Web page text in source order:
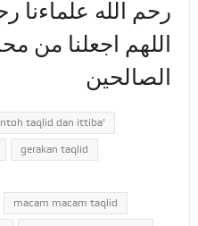
رحم الله علماءنا
اللهم اجعلنا من
الصالحين
taqlid dan ittiba'
gerakan taqlid
macam macam taqlid